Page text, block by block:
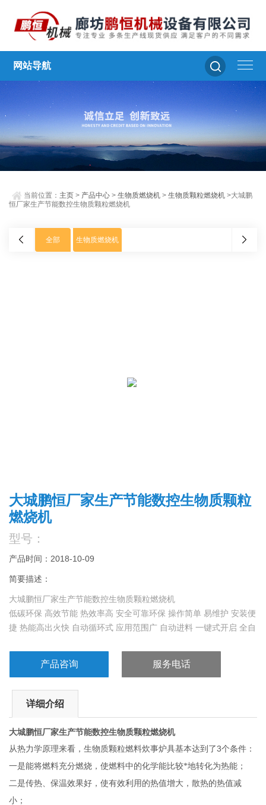
网站导航
当前位置： 主页 > 产品中心 >生物质燃烧机 >生物质颗粒燃烧机 >大城鹏
恒厂家生产节能数控生物质颗粒燃烧机
全部 生物质燃烧机
大城鹏恒厂家生产节能数控生物质颗粒
燃烧机
型号：
产品时间：2018-10-09
简要描述：
大城鹏恒厂家生产节能数控生物质颗粒燃烧机
低碳环保 高效节能 热效率高 安全可靠环保 操作简单 易维护 安装便
捷 热能高出火快 自动循环式 应用范围广 自动进料 一键式开启 全自
产品咨询 服务电话
详细介绍
大城鹏恒厂家生产节能数控生物质颗粒燃烧机
从热力学原理来看，生物质颗粒燃料炊事炉具基本达到了3个条件：
一是能将燃料充分燃烧，使燃料中的化学能比较*地转化为热能；
二是传热、保温效果好，使有效利用的热值增大，散热的热值减
小；